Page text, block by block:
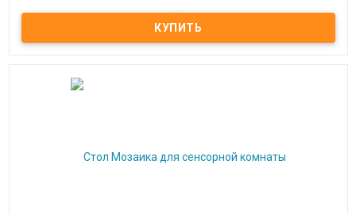
Комплект лабиринтов для развития моторики. Набор 4 шт.